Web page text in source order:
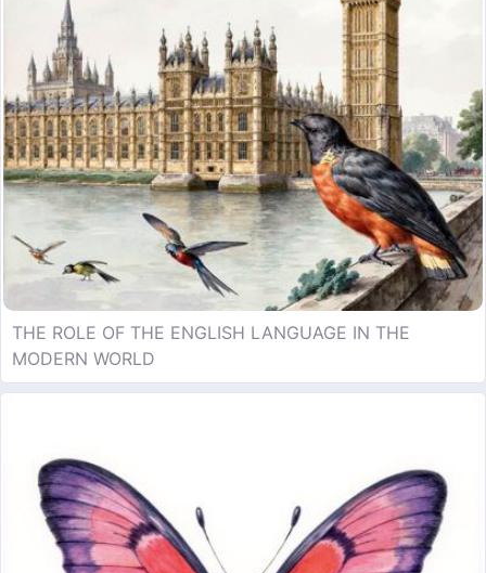
THE ROLE OF THE ENGLISH LANGUAGE IN THE
MODERN WORLD